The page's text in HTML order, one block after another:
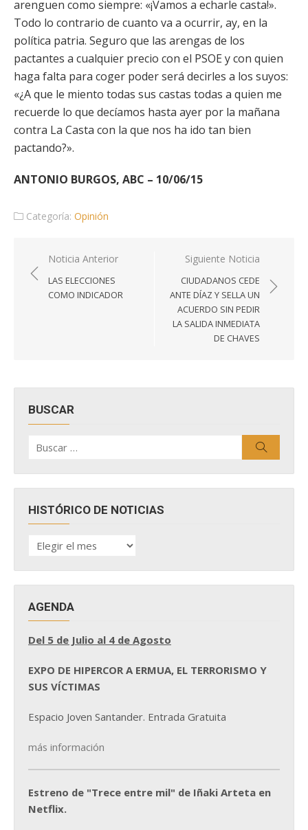
arenguen como siempre: «¡Vamos a echarle casta!».
Todo lo contrario de cuanto va a ocurrir, ay, en la
política patria. Seguro que las arengas de los
pactantes a cualquier precio con el PSOE y con quien
haga falta para coger poder será decirles a los suyos:
«¿A que le miento todas sus castas todas a quien me
recuerde lo que decíamos hasta ayer por la mañana
contra La Casta con la que nos ha ido tan bien
pactando?».
ANTONIO BURGOS, ABC – 10/06/15
Categoría: Opinión
Navegación
de
entradas
Noticia Anterior
LAS ELECCIONES
COMO INDICADOR
Siguiente Noticia
CIUDADANOS CEDE
ANTE DÍAZ Y SELLA UN
ACUERDO SIN PEDIR
LA SALIDA INMEDIATA
DE CHAVES
BUSCAR
por:
HISTÓRICO DE NOTICIAS
HISTÓRICO
DE
AGENDA
Del 5 de Julio al 4 de Agosto
EXPO DE HIPERCOR A ERMUA, EL TERRORISMO Y
SUS VÍCTIMAS
Espacio Joven Santander. Entrada Gratuita
más información
Estreno de "Trece entre mil" de Iñaki Arteta en
Netflix.